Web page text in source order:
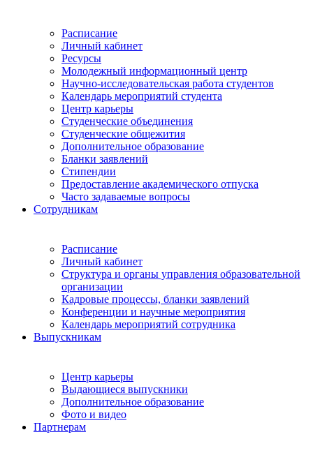
Расписание
Личный кабинет
Ресурсы
Молодежный информационный центр
Научно-исследовательская работа студентов
Календарь мероприятий студента
Центр карьеры
Студенческие объединения
Студенческие общежития
Дополнительное образование
Бланки заявлений
Стипендии
Предоставление академического отпуска
Часто задаваемые вопросы
Сотрудникам
Расписание
Личный кабинет
Структура и органы управления образовательной
организации
Кадровые процессы, бланки заявлений
Конференции и научные мероприятия
Календарь мероприятий сотрудника
Выпускникам
Центр карьеры
Выдающиеся выпускники
Дополнительное образование
Фото и видео
Партнерам